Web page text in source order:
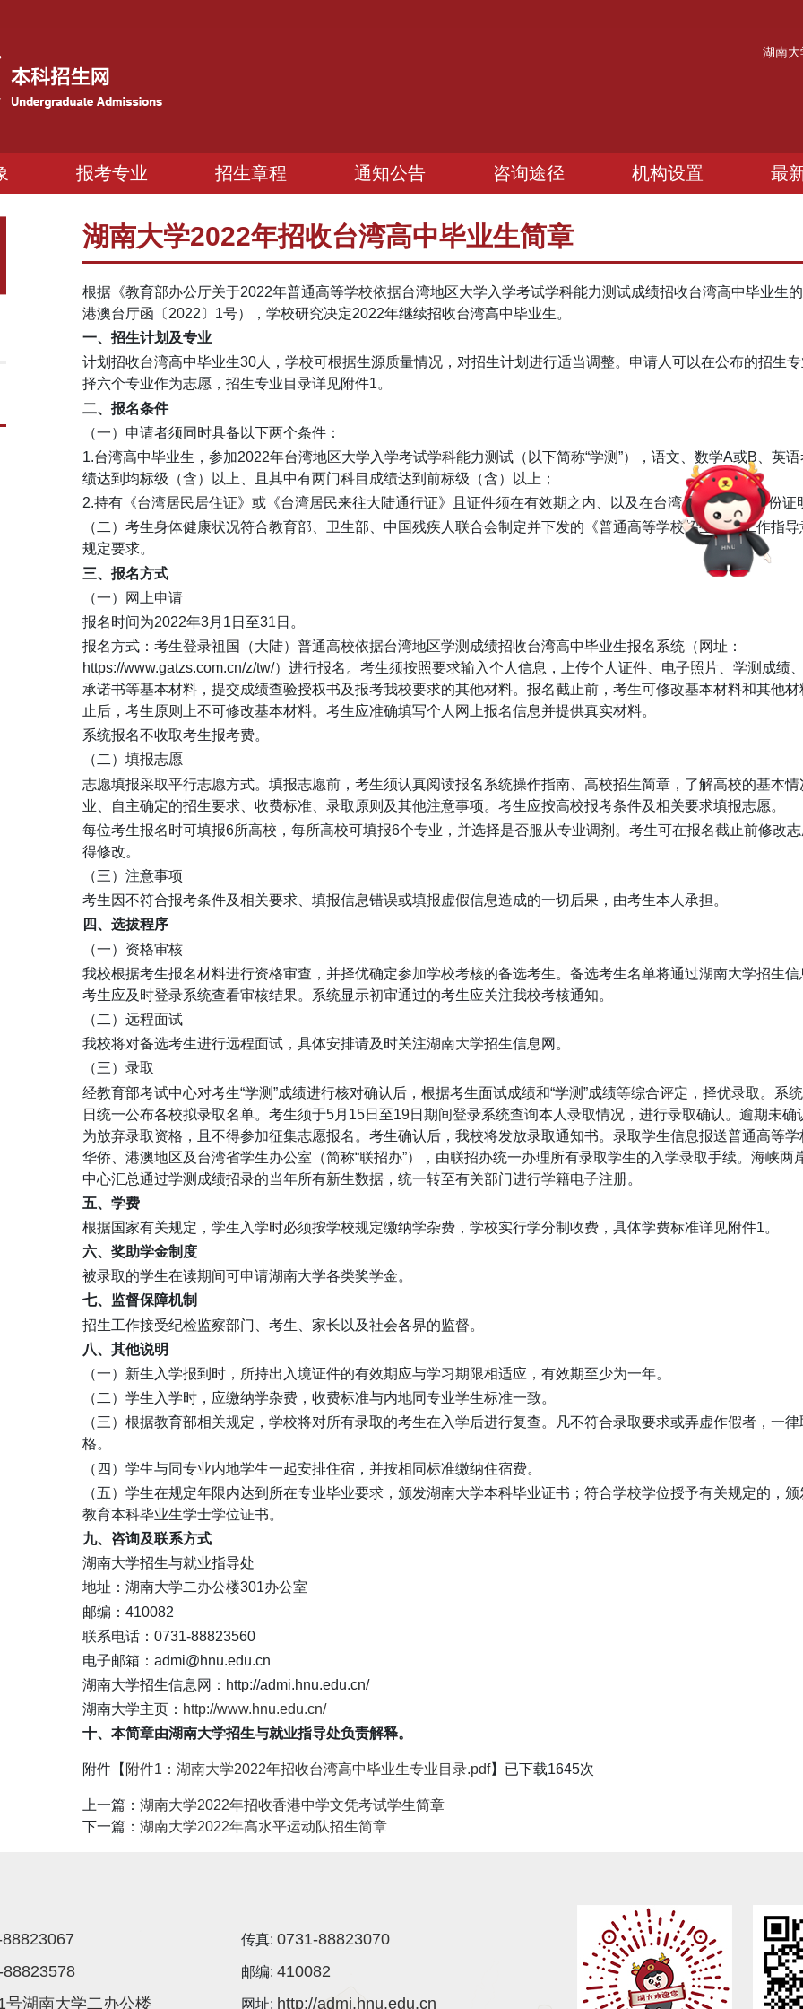
湖南
报考专业 招生章程 通知公告 咨询途径 机构设置 最
湖南大学2022年招收台湾高中毕业生简章
根据《教育部办公厅关于2022年普通高等学校依据台湾地区大学入学考试学科能力测试成绩招收台湾高中毕业生
港澳台厅函〔2022〕1号），学校研究决定2022年继续招收台湾高中毕业生。
一、招生计划及专业
计划招收台湾高中毕业生30人，学校可根据生源质量情况，对招生计划进行适当调整。申请人可以在公布的招生
择六个专业作为志愿，招生专业目录详见附件1。
二、报名条件
（一）申请者须同时具备以下两个条件：
1.台湾高中毕业生，参加2022年台湾地区大学入学考试学科能力测试（以下简称“学测”），语文、数学A或B、英
绩达到均标级（含）以上、且其中有两门科目成绩达到前标级（含）以上；
2.持有《台湾居民居住证》或《台湾居民来往大陆通行证》且证件须在有效期之内、以及在台湾居住的有效身份证
（二）考生身体健康状况符合教育部、卫生部、中国残疾人联合会制定并下发的《普通高等学校招生体检工作指
规定要求。
三、报名方式
（一）网上申请
报名时间为2022年3月1日至31日。
报名方式：考生登录祖国（大陆）普通高校依据台湾地区学测成绩招收台湾高中毕业生报名系统（网址：
https://www.gatzs.com.cn/z/tw/）进行报名。考生须按照要求输入个人信息，上传个人证件、电子照片、学测成绩
承诺书等基本材料，提交成绩查验授权书及报考我校要求的其他材料。报名截止前，考生可修改基本材料和其他
止后，考生原则上不可修改基本材料。考生应准确填写个人网上报名信息并提供真实材料。
系统报名不收取考生报考费。
（二）填报志愿
志愿填报采取平行志愿方式。填报志愿前，考生须认真阅读报名系统操作指南、高校招生简章，了解高校的基本
业、自主确定的招生要求、收费标准、录取原则及其他注意事项。考生应按高校报考条件及相关要求填报志愿。
每位考生报名时可填报6所高校，每所高校可填报6个专业，并选择是否服从专业调剂。考生可在报名截止前修改
得修改。
（三）注意事项
考生因不符合报考条件及相关要求、填报信息错误或填报虚假信息造成的一切后果，由考生本人承担。
四、选拔程序
（一）资格审核
我校根据考生报名材料进行资格审查，并择优确定参加学校考核的备选考生。备选考生名单将通过湖南大学招生
考生应及时登录系统查看审核结果。系统显示初审通过的考生应关注我校考核通知。
（二）远程面试
我校将对备选考生进行远程面试，具体安排请及时关注湖南大学招生信息网。
（三）录取
经教育部考试中心对考生“学测”成绩进行核对确认后，根据考生面试成绩和“学测”成绩等综合评定，择优录取。系
日统一公布各校拟录取名单。考生须于5月15日至19日期间登录系统查询本人录取情况，进行录取确认。逾期未确
为放弃录取资格，且不得参加征集志愿报名。考生确认后，我校将发放录取通知书。录取学生信息报送普通高等
华侨、港澳地区及台湾省学生办公室（简称“联招办”），由联招办统一办理所有录取学生的入学录取手续。海峡两
中心汇总通过学测成绩招录的当年所有新生数据，统一转至有关部门进行学籍电子注册。
五、学费
根据国家有关规定，学生入学时必须按学校规定缴纳学杂费，学校实行学分制收费，具体学费标准详见附件1。
六、奖助学金制度
被录取的学生在读期间可申请湖南大学各类奖学金。
七、监督保障机制
招生工作接受纪检监察部门、考生、家长以及社会各界的监督。
八、其他说明
（一）新生入学报到时，所持出入境证件的有效期应与学习期限相适应，有效期至少为一年。
（二）学生入学时，应缴纳学杂费，收费标准与内地同专业学生标准一致。
（三）根据教育部相关规定，学校将对所有录取的考生在入学后进行复查。凡不符合录取要求或弄虚作假者，一
格。
（四）学生与同专业内地学生一起安排住宿，并按相同标准缴纳住宿费。
（五）学生在规定年限内达到所在专业毕业要求，颁发湖南大学本科毕业证书；符合学校学位授予有关规定的，
教育本科毕业生学士学位证书。
九、咨询及联系方式
湖南大学招生与就业指导处
地址：湖南大学二办公楼301办公室
邮编：410082
联系电话：0731-88823560
电子邮箱：admi@hnu.edu.cn
湖南大学招生信息网：http://admi.hnu.edu.cn/
湖南大学主页： http://www.hnu.edu.cn/
十、本简章由湖南大学招生与就业指导处负责解释。
附件【 附件1：湖南大学2022年招收台湾高中毕业生专业目录.pdf】已下载1645次
上一篇： 湖南大学2022年招收香港中学文凭考试学生简章
下一篇： 湖南大学2022年高水平运动队招生简章
湖南大学二办公楼
传真: 0731-88823070
邮编: 410082
网址: http://admi.hnu.edu.cn